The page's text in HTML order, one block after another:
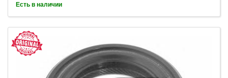
Есть в наличии